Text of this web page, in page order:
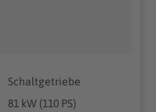
Schaltgetriebe
81 kW (110 PS)